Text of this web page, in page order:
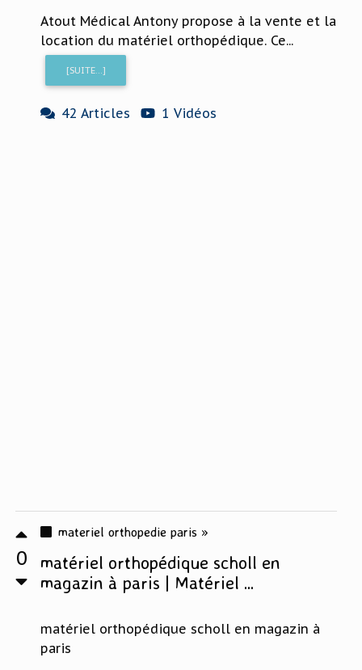
Atout Médical Antony propose à la vente et la
location du matériel orthopédique. Ce...
[SUITE...]
42 Articles 1 Vidéos
0
materiel orthopedie paris »
matériel orthopédique scholl en
magazin à paris | Matériel ...
matériel orthopédique scholl en magazin à
paris